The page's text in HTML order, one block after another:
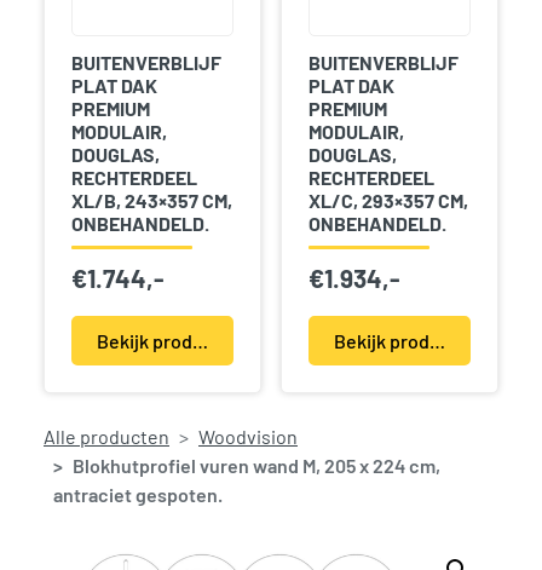
BUITENVERBLIJF
PLAT DAK
PREMIUM
MODULAIR,
DOUGLAS,
RECHTERDEEL
XL/B, 243×357 CM,
ONBEHANDELD.
€1.744,-
Bekijk product(en)
BUITENVERBLIJF
PLAT DAK
PREMIUM
MODULAIR,
DOUGLAS,
RECHTERDEEL
XL/C, 293×357 CM,
ONBEHANDELD.
€1.934,-
Bekijk product(en)
Alle producten
Woodvision
Blokhutprofiel vuren wand M, 205 x 224 cm,
antraciet gespoten.